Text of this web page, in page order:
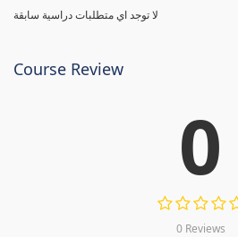
لا توجد اي متطلبات دراسية سابقة
Course Review
0
0 Reviews